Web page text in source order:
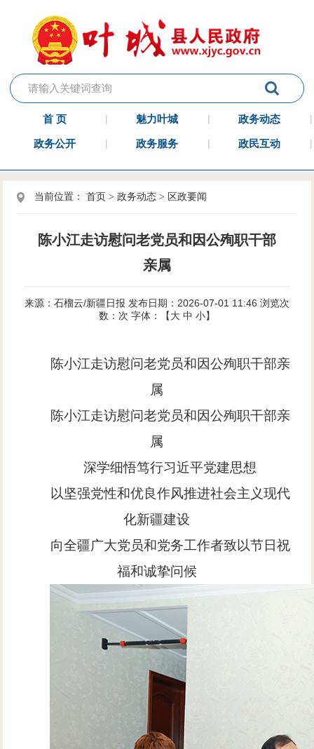
首 页 魅力叶城 政务动态
政务公开 政务服务 政民互动
当前位置：首页 >政务动态 > 区政要闻
陈小江走访慰问老党员和因公殉职干部
亲属
来源：石榴云/新疆日报 发布日期：2026-07-01 11:46 浏览次
数： 次 字体：【大 中 小】
陈小江走访慰问老党员和因公殉职干部亲
属
陈小江走访慰问老党员和因公殉职干部亲
属
深学细悟笃行习近平党建思想
以坚强党性和优良作风推进社会主义现代
化新疆建设
向全疆广大党员和党务工作者致以节日祝
福和诚挚问候